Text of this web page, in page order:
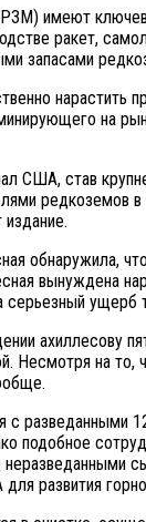
имеют
ракет,
запасами
нарастить
на
США, став
редкоземов
обнаружила,
вынуждена
серьезный
ахиллесову
Несмотря на то,
с разведанными
подобное
развития